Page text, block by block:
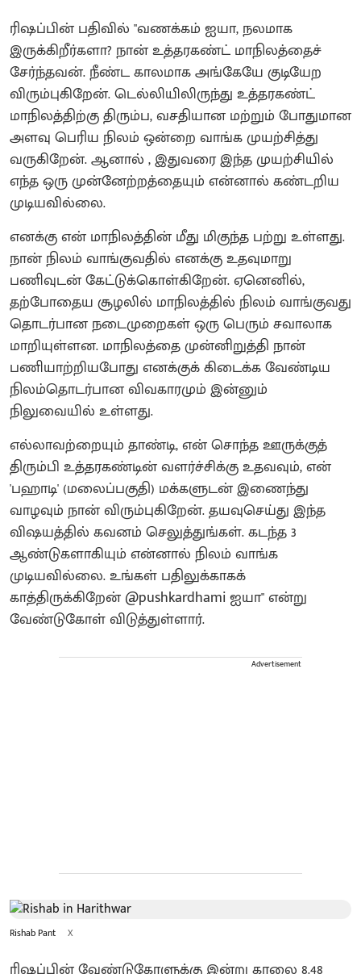
ரிஷப்பின் பதிவில் "வணக்கம் ஐயா, நலமாக
இருக்கிறீர்களா? நான் உத்தரகண்ட் மாநிலத்தைச்
சேர்ந்தவன். நீண்ட காலமாக அங்கேயே குடியேற
விரும்புகிறேன். டெல்லியிலிருந்து உத்தரகண்ட்
மாநிலத்திற்கு திரும்ப, வசதியான மற்றும் போதுமான
அளவு பெரிய நிலம் ஒன்றை வாங்க முயற்சித்து
வருகிறேன். ஆனால் , இதுவரை இந்த முயற்சியில்
எந்த ஒரு முன்னேற்றத்தையும் என்னால் கண்டறிய
முடியவில்லை.
எனக்கு என் மாநிலத்தின் மீது மிகுந்த பற்று உள்ளது.
நான் நிலம் வாங்குவதில் எனக்கு உதவுமாறு
பணிவுடன் கேட்டுக்கொள்கிறேன். ஏனெனில்,
தற்போதைய சூழலில் மாநிலத்தில் நிலம் வாங்குவது
தொடர்பான நடைமுறைகள் ஒரு பெரும் சவாலாக
மாறியுள்ளன. மாநிலத்தை முன்னிறுத்தி நான்
பணியாற்றியபோது எனக்குக் கிடைக்க வேண்டிய
நிலம்தொடர்பான விவகாரமும் இன்னும்
நிலுவையில் உள்ளது.
எல்லாவற்றையும் தாண்டி, என் சொந்த ஊருக்குத்
திரும்பி உத்தரகண்டின் வளர்ச்சிக்கு உதவவும், என்
'பஹாடி' (மலைப்பகுதி) மக்களுடன் இணைந்து
வாழவும் நான் விரும்புகிறேன். தயவுசெய்து இந்த
விஷயத்தில் கவனம் செலுத்துங்கள். கடந்த 3
ஆண்டுகளாகியும் என்னால் நிலம் வாங்க
முடியவில்லை. உங்கள் பதிலுக்காகக்
காத்திருக்கிறேன் @pushkardhami ஐயா" என்று
வேண்டுகோள் விடுத்துள்ளார்.
Advertisement
Rishab Pant X